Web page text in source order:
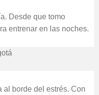
Desde que tomo
entrenar en las noches.
al borde del estrés. Con